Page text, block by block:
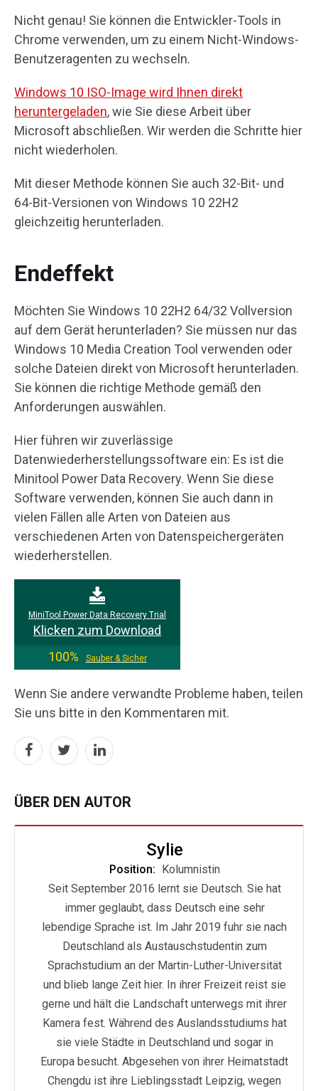
Nicht genau! Sie können die Entwickler-Tools in
Chrome verwenden, um zu einem Nicht-Windows-
Benutzeragenten zu wechseln.
Windows 10 ISO-Image wird Ihnen direkt
heruntergeladen, wie Sie diese Arbeit über
Microsoft abschließen. Wir werden die Schritte hier
nicht wiederholen.
Mit dieser Methode können Sie auch 32-Bit- und
64-Bit-Versionen von Windows 10 22H2
gleichzeitig herunterladen.
Endeffekt
Möchten Sie Windows 10 22H2 64/32 Vollversion
auf dem Gerät herunterladen? Sie müssen nur das
Windows 10 Media Creation Tool verwenden oder
solche Dateien direkt von Microsoft herunterladen.
Sie können die richtige Methode gemäß den
Anforderungen auswählen.
Hier führen wir zuverlässige
Datenwiederherstellungssoftware ein: Es ist die
Minitool Power Data Recovery. Wenn Sie diese
Software verwenden, können Sie auch dann in
vielen Fällen alle Arten von Dateien aus
verschiedenen Arten von Datenspeichergeräten
wiederherstellen.
MiniTool Power Data Recovery Trial
Klicken zum Download
100%
Sauber & Sicher
Wenn Sie andere verwandte Probleme haben, teilen
Sie uns bitte in den Kommentaren mit.
ÜBER DEN AUTOR
Sylie
Position: Kolumnistin
Seit September 2016 lernt sie Deutsch. Sie hat
immer geglaubt, dass Deutsch eine sehr
lebendige Sprache ist. Im Jahr 2019 fuhr sie nach
Deutschland als Austauschstudentin zum
Sprachstudium an der Martin-Luther-Universität
und blieb lange Zeit hier. In ihrer Freizeit reist sie
gerne und hält die Landschaft unterwegs mit ihrer
Kamera fest. Während des Auslandsstudiums hat
sie viele Städte in Deutschland und sogar in
Europa besucht. Abgesehen von ihrer Heimatstadt
Chengdu ist ihre Lieblingsstadt Leipzig, wegen